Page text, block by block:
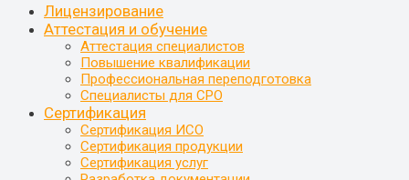
Лицензирование
Аттестация и обучение
Аттестация специалистов
Повышение квалификации
Профессиональная переподготовка
Специалисты для СРО
Сертификация
Сертификация ИСО
Сертификация продукции
Сертификация услуг